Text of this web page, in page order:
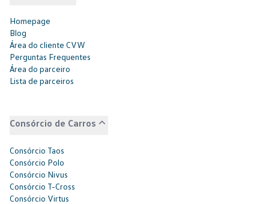
Homepage
Blog
Área do cliente CVW
Perguntas Frequentes
Área do parceiro
Lista de parceiros
Consórcio de Carros
Consórcio Taos
Consórcio Polo
Consórcio Nivus
Consórcio T-Cross
Consórcio Virtus